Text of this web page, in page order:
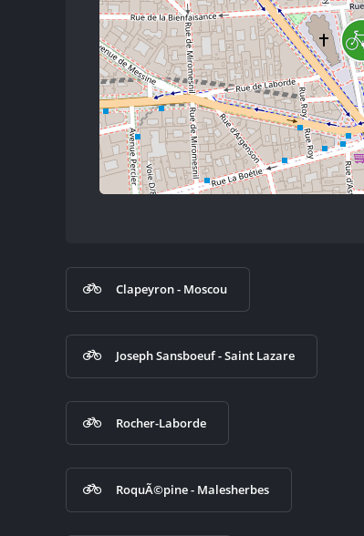
Clapeyron - Moscou
Joseph Sansboeuf - Saint Lazare
Rocher-Laborde
RoquÃ©pine - Malesherbes